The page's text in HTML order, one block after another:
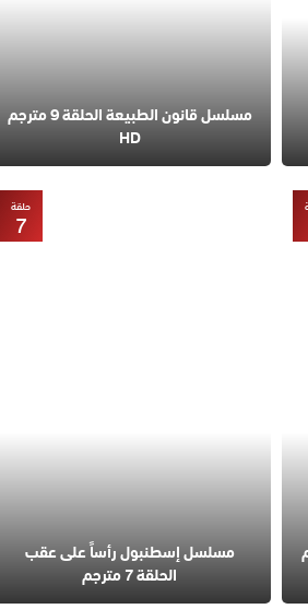
مسلسل قانون الطبيعة الحلقة 9 مترجم
HD
مسلسل إسطنبول رأساً على عقب
الحلقة 7 مترجم
حلقة
7